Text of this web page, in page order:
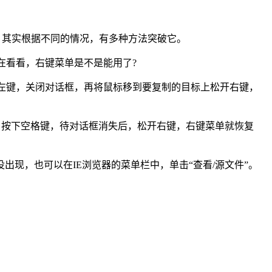
根据不同的情况，有多种方法突破它。
看，右键菜单是不是能用了?
，关闭对话框，再将鼠标移到要复制的目标上松开右键，
下空格键，待对话框消失后，松开右键，右键菜单就恢复
，也可以在IE浏览器的菜单栏中，单击“查看/源文件”。